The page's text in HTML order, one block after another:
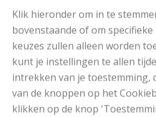
Klik hieronder om in te
bovenstaande of om specifieke
keuzes zullen alleen worden
kunt je instellingen te allen
intrekken van je toestemming,
van de knoppen op het
klikken op de knop